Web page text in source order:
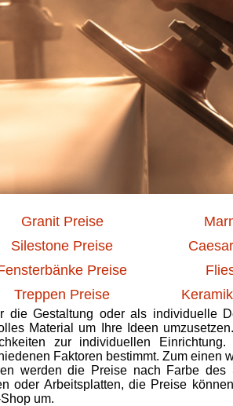
Granit Preise
Silestone Preise
Preise
Treppen Preise
die Gestaltung oder als individuelle
Material um Ihre Ideen
zur individuellen
Faktoren bestimmt. Zum einen
werden die Preise nach Farbe des
oder Arbeitsplatten, die Preise
um.